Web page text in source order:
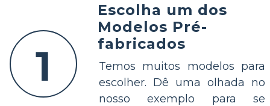
1
Escolha um dos
Modelos Pré-
fabricados
Temos muitos modelos para
escolher. Dê uma olhada no
nosso exemplo para se